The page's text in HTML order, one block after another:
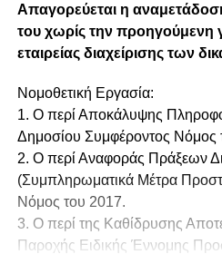
Απαγορεύεται η
του χωρίς την προηγούμενη
εταιρείας διαχείρισης των
Νομοθετική Εργασία:
1. Ο περί Αποκάλυψης
Δημοσίου Συμφέροντος Νόμος
2. Ο περί Αναφοράς Πράξεων
(Συμπληρωματικά Μέτρα
Νόμος του 2017.
3. Ο περί της Καθίδρυσης
Παροχής Ειδικής Έννομης